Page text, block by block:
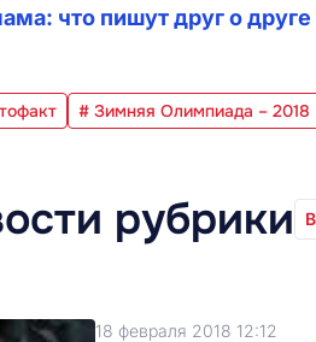
что пишут друг о
# Зимняя Олимпиада – 2018
рубрики
18 февраля 2018 12:12